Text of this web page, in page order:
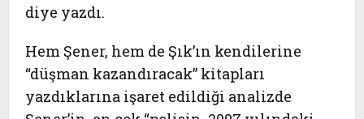
diye yazdı.
Hem Şener, hem de Şık’ın kendilerine
“düşman kazandıracak” kitapları
yazdıklarına işaret edildiği analizde